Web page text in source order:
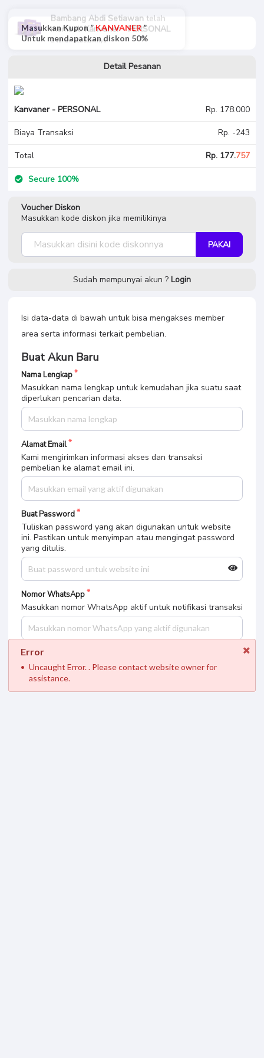
Masukkan Kupon ”KANVANER”
Untuk mendapatkan diskon 50%
Detail Pesanan
Kanvaner - PERSONAL Rp. 178.000
Biaya Transaksi Rp. -243
Total Rp. 177.757
Secure 100%
Voucher Diskon
Masukkan kode diskon jika memilikinya
PAKAI
Sudah mempunyai akun ? Login
Isi data-data di bawah untuk bisa mengakses member
area serta informasi terkait pembelian.
Buat Akun Baru
Nama Lengkap
Masukkan nama lengkap untuk kemudahan jika suatu saat
diperlukan pencarian data.
Alamat Email
Kami mengirimkan informasi akses dan transaksi
pembelian ke alamat email ini.
Buat Password
Tuliskan password yang akan digunakan untuk website
ini. Pastikan untuk menyimpan atau mengingat password
yang ditulis.
Nomor WhatsApp
Masukkan nomor WhatsApp aktif untuk notifikasi transaksi
Pilih Metode Pembayaran
Bank BCA
Error
Uncaught Error. . Please contact website owner for
assistance.
Bambang Abdi Setiawan telah
membeliKanvaner - PERSONAL
3 tahun sebelumnya